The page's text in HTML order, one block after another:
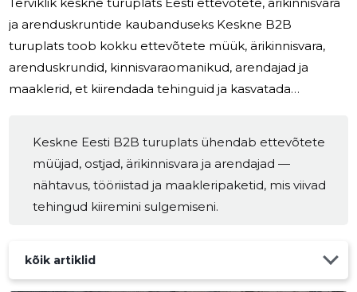
ja arenduskruntide kaubanduseks Keskne B2B
turuplats toob kokku ettevõtete müük, ärikinnisvara,
arenduskrundid, kinnisvaraomanikud, arendajad ja
maaklerid, et kiirendada tehinguid ja kasvatada
rohkem sobivaid kontakte ja kiiremad kokkuostud. Kes
saab kõige rohkem kasu? Ettevõtete müük: omanikele,
kes soovivad sujuvat ja turvalist väljapääsu ning ostjatele,
kes otsivad toimivaid ettevõtteid. Ärikinnisvara investorid
Keskne Eesti B2B turuplats ühendab ettevõtete
müüjad, ostjad, ärikinnisvara ja arendajad —
nähtavus, tööriistad ja maakleripaketid, mis viivad
tehingud kiiremini sulgemiseni.
kõik artiklid